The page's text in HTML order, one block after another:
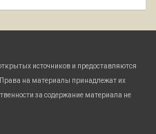
источников и предоставляются
на материалы принадлежат их
за содержание материала не